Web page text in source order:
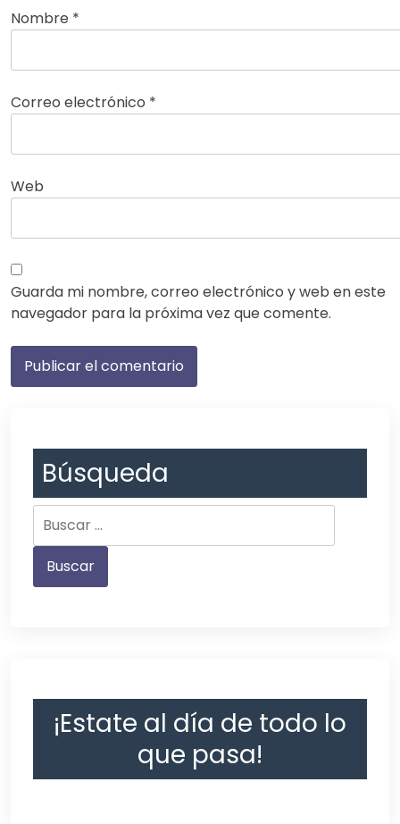
Nombre *
Correo electrónico *
Web
Guarda mi nombre, correo electrónico y web en este
navegador para la próxima vez que comente.
Búsqueda
¡Estate al día de todo lo
que pasa!